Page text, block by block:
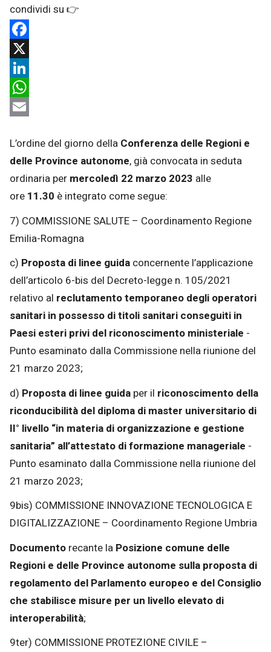
Facebook
X
LinkedIn
WhatsApp
L’ordine del giorno della Conferenza delle Regioni e
delle Province autonome, già convocata in seduta
ordinaria per mercoledì 22 marzo 2023 alle
ore 11.30 è integrato come segue:
7) COMMISSIONE SALUTE – Coordinamento Regione
Emilia-Romagna
c) Proposta di linee guida concernente l’applicazione
dell’articolo 6-bis del Decreto-legge n. 105/2021
relativo al reclutamento temporaneo degli operatori
sanitari in possesso di titoli sanitari conseguiti in
Paesi esteri privi del riconoscimento ministeriale -
Punto esaminato dalla Commissione nella riunione del
21 marzo 2023;
d) Proposta di linee guida per il riconoscimento della
riconducibilità del diploma di master universitario di
II° livello “in materia di organizzazione e gestione
sanitaria” all’attestato di formazione manageriale -
Punto esaminato dalla Commissione nella riunione del
21 marzo 2023;
9bis) COMMISSIONE INNOVAZIONE TECNOLOGICA E
DIGITALIZZAZIONE – Coordinamento Regione Umbria
Documento recante la Posizione comune delle
Regioni e delle Province autonome sulla proposta di
regolamento del Parlamento europeo e del Consiglio
che stabilisce misure per un livello elevato di
interoperabilità;
9ter) COMMISSIONE PROTEZIONE CIVILE –